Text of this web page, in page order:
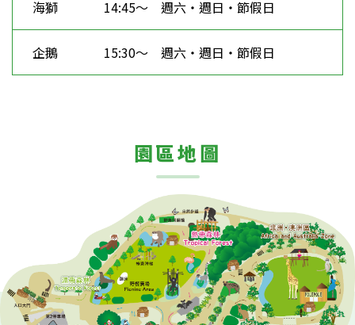
海獅 14:45～ 週六・週日・節假日
企鵝 15:30～ 週六・週日・節假日
園區地圖